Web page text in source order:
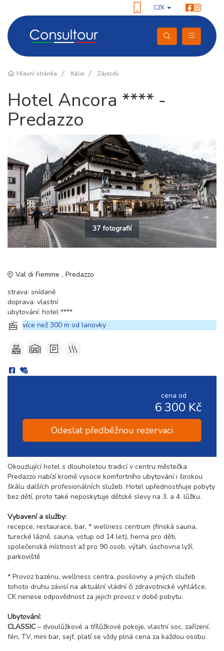
CZK
Hlavní stránka Itálie Zájezdy
Hotel Ancora **** -
Predazzo
37 fotografií
Val di Fiemme
Predazzo
strava: snídaně
doprava: vlastní
ubytování: hotel ****
více než 300 m od lanovky
cena od
6 300 Kč
Odeslat předběžnou rezervaci
Okouzlující hotel s dlouholetou tradicí v centru městečka
Predazzo nabízí kromě vysoce komfortního ubytování i širokou
škálu dalších profesionálních služeb. Hotel upřednostňuje pobyty
bez dětí, proto také neposkytuje dětské slevy na 3. a 4. lůžku.
Vybavení a služby:
recepce, restaurace, bar, * wellness centrum (finská sauna,
turecké lázně, sauna, vstup od 14 let), herna pro děti,
společenská místnost až pro 90 osob, výtah, úschovna lyží,
parkoviště
* Provoz bazénu, wellness centra, posilovny a jiných služeb
tohoto druhu závisí na aktuální vládní či zdravotnické vyhlášce,
CK nenese odpovědnost za jejich provoz v době pobytu.
Ubytování:
CLASSIC– dvoulůžkové a třílůžkové pokoje, vlastní soc. zařízení,
fén, TV, mini bar, sejf, platí se vždy plná cena za každou osobu